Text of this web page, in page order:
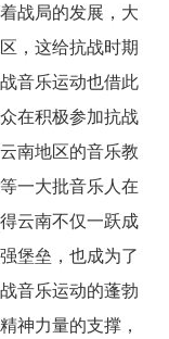
战局的发展，大
，这给抗战时期
音乐运动也借此
在积极参加抗战
南地区的音乐教
一大批音乐人在
云南不仅一跃成
堡垒，也成为了
音乐运动的蓬勃
神力量的支撑，